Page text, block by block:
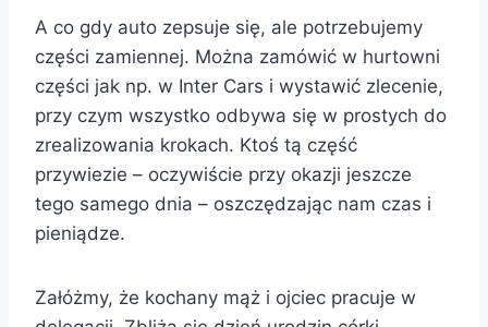
A co gdy auto zepsuje się, ale potrzebujemy
części zamiennej. Można zamówić w hurtowni
części jak np. w Inter Cars i wystawić zlecenie,
przy czym wszystko odbywa się w prostych do
zrealizowania krokach. Ktoś tą część
przywiezie – oczywiście przy okazji jeszcze
tego samego dnia – oszczędzając nam czas i
pieniądze.
Załóżmy, że kochany mąż i ojciec pracuje w